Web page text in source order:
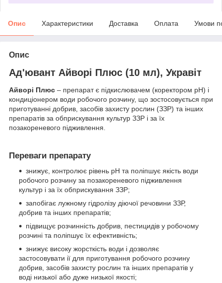
Опис Характеристики Доставка Оплата Умови
Опис
Ад'ювант Айворі Плюс (10 мл), Укравіт
Айворі Плюс – препарат є підкислювачем (коректором рН) і
кондиціонером води робочого розчину, що зостосовується при
приготуванні добрив, засобів захисту рослин (ЗЗР) та інших
препаратів за обприскування культур ЗЗР і за їх
позакореневого підживлення.
Переваги препарату
знижує, контролює рівень рН та поліпшує якість води
робочого розчину за позакореневого підживлення
культур і за їх обприскування ЗЗР;
запобігає лужному гідролізу діючої речовини ЗЗР,
добрив та інших препаратів;
підвищує розчинність добрив, пестицидів у робочому
розчині та поліпшує їх ефективність;
знижує високу жорсткість води і дозволяє
застосовувати ії для приготування робочого розчину
добрив, засобів захисту рослин та інших препаратів у
воді низької або дуже низької якості;